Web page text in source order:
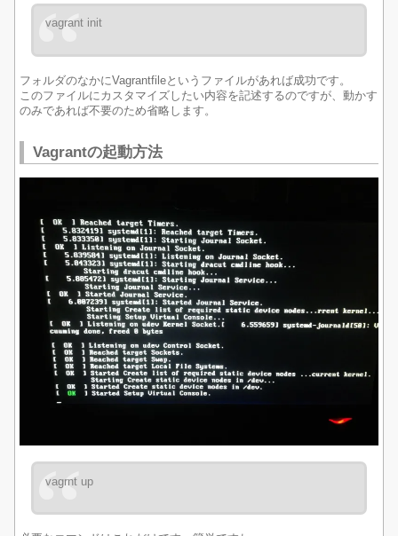
vagrant init
フォルダのなかにVagrantfileというファイルがあれば成功です。
このファイルにカスタマイズしたい内容を記述するのですが、動かす
のみであれば不要のため省略します。
Vagrantの起動方法
vagrnt up